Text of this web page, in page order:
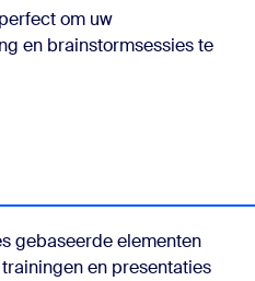
om uw
en brainstormsessies te
gebaseerde elementen
en presentaties